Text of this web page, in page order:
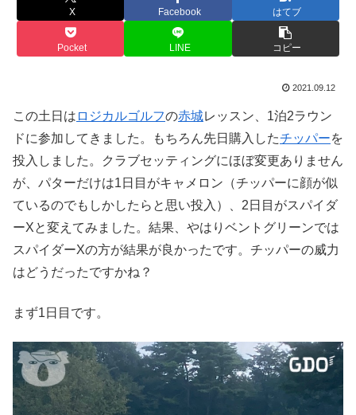
X Facebook はてブ
Pocket LINE コピー
2021.09.12
この土日は ロジカルゴルフの赤城レッスン、1泊2ラウン
ドに参加してきました。もちろん先日購入したチッパーを
投入しました。クラブセッティングにほぼ変更ありません
が、パターだけは1日目がキャメロン（チッパーに顔が似
ているのでもしかしたらと思い投入）、2日目がスパイダ
ーXと変えてみました。結果、やはりベントグリーンでは
スパイダーXの方が結果が良かったです。チッパーの威力
はどうだったですかね？
まず1日目です。